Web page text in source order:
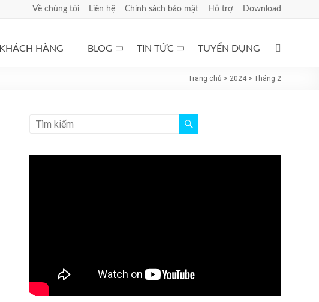
Về chúng tôi Liên hệ Chính sách bảo mật Hỗ trợ Download
KHÁCH HÀNG BLOG TIN TỨC TUYỂN DỤNG
Trang chủ > 2024 > Tháng 2